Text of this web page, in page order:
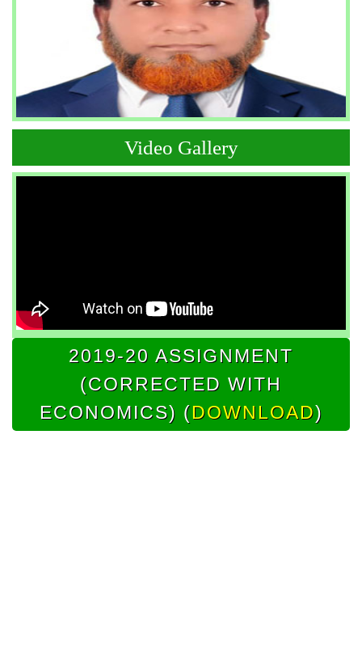
Video Gallery
2019-20 ASSIGNMENT
(CORRECTED WITH
ECONOMICS) (DOWNLOAD)